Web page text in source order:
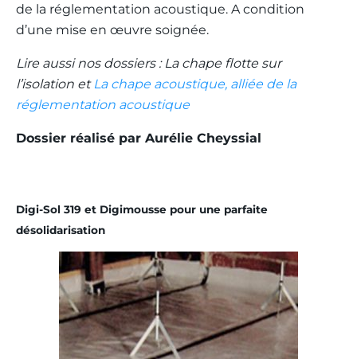
de la réglementation acoustique. A condition
d’une mise en œuvre soignée.
Lire aussi nos dossiers : La chape flotte sur
l’isolation et La chape acoustique, alliée de la
réglementation acoustique
Dossier réalisé par Aurélie Cheyssial
Digi-Sol 319 et Digimousse pour une parfaite
désolidarisation